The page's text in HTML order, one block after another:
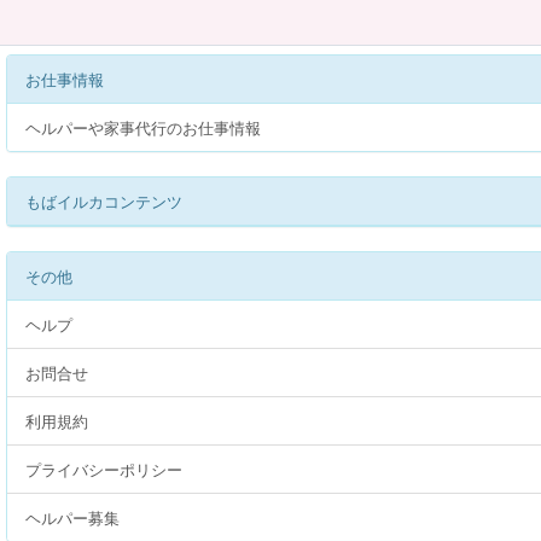
お仕事情報
ヘルパーや家事代行のお仕事情報
もばイルカコンテンツ
その他
ヘルプ
お問合せ
利用規約
プライバシーポリシー
ヘルパー募集